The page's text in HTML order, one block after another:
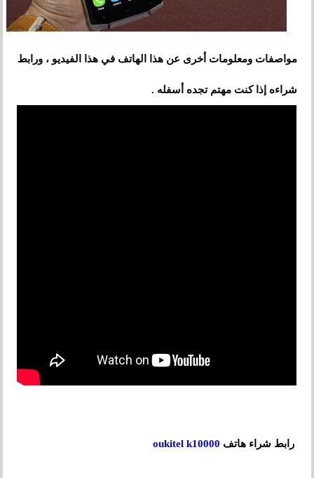
مواصفات ومعلومات أخرى عن هذا الهاتف في هذا الفيديو ، ورابط
شراءه إذا كنت مهتم تجده أسفله .
رابط شراء هاتف oukitel k10000